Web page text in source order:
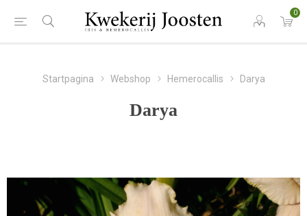
0
Startpagina Webshop Hemerocallis Darya
Darya